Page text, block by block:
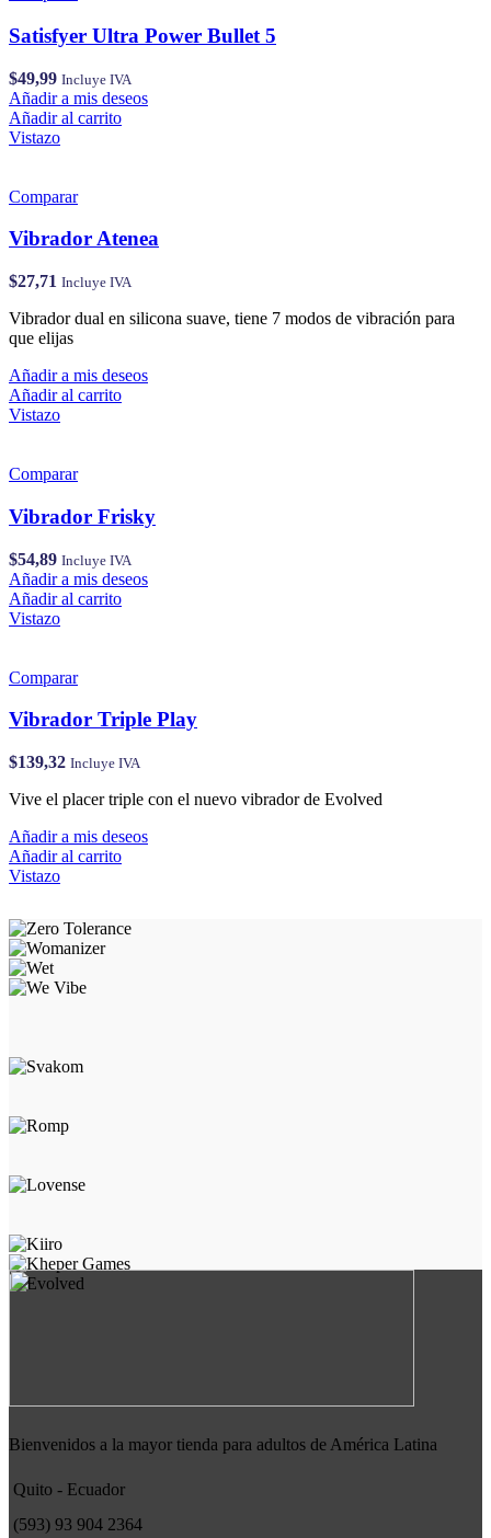
Satisfyer Ultra Power Bullet 5
$49,99 Incluye IVA
Añadir a mis deseos
Añadir al carrito
Vistazo
Comparar
Vibrador Atenea
$27,71 Incluye IVA
Vibrador dual en silicona suave, tiene 7 modos de vibración para
que elijas
Añadir a mis deseos
Añadir al carrito
Vistazo
Comparar
Vibrador Frisky
$54,89 Incluye IVA
Añadir a mis deseos
Añadir al carrito
Vistazo
Comparar
Vibrador Triple Play
$139,32 Incluye IVA
Vive el placer triple con el nuevo vibrador de Evolved
Añadir a mis deseos
Añadir al carrito
Vistazo
Bienvenidos a la mayor tienda para adultos de América Latina
Quito - Ecuador
(593) 93 904 2364